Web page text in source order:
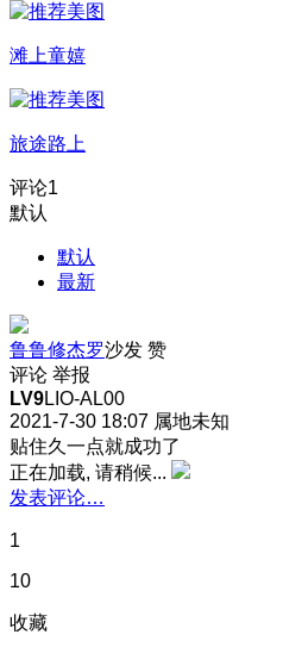
滩上童嬉
旅途路上
评论1
默认
默认
最新
鲁鲁修杰罗沙发 赞
评论 举报
LV9LIO-AL00
2021-7-30 18:07 属地未知
贴住久一点就成功了
正在加载, 请稍候...
发表评论…
1
10
收藏